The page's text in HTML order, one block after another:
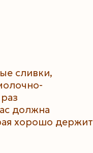
сливки,
должна
хорошо держит